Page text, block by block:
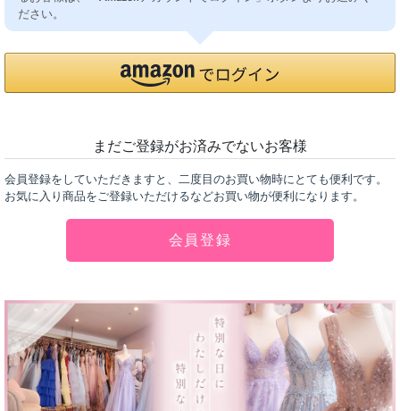
ださい。
まだご登録がお済みでないお客様
会員登録をしていただきますと、二度目のお買い物時にとても便利です。
お気に入り商品をご登録いただけるなどお買い物が便利になります。
会員登録